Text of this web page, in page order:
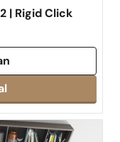
| Rigid Click